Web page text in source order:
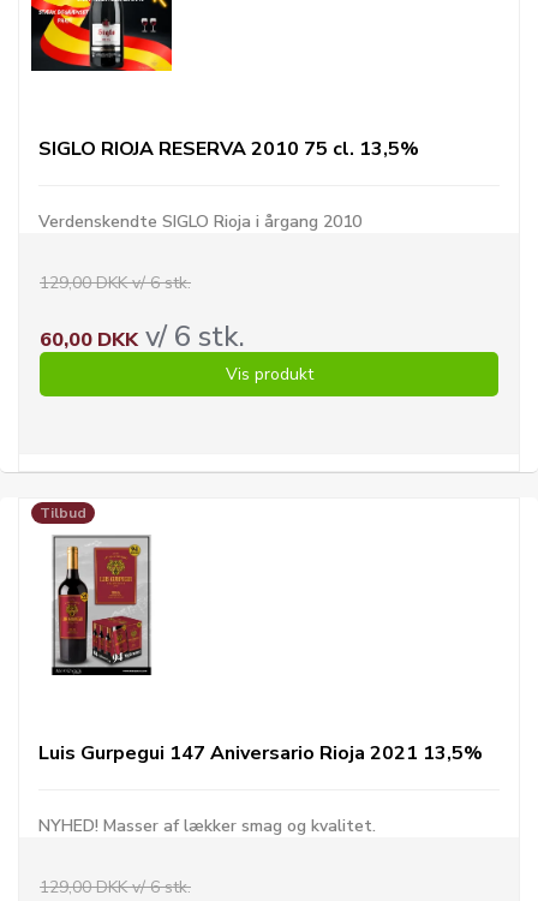
SIGLO RIOJA RESERVA 2010 75 cl. 13,5%
Verdenskendte SIGLO Rioja i årgang 2010
129,00 DKK v/ 6 stk.
60,00 DKKv/ 6 stk.
Vis produkt
Tilbud
Luis Gurpegui 147 Aniversario Rioja 2021 13,5%
NYHED! Masser af lækker smag og kvalitet.
129,00 DKK v/ 6 stk.